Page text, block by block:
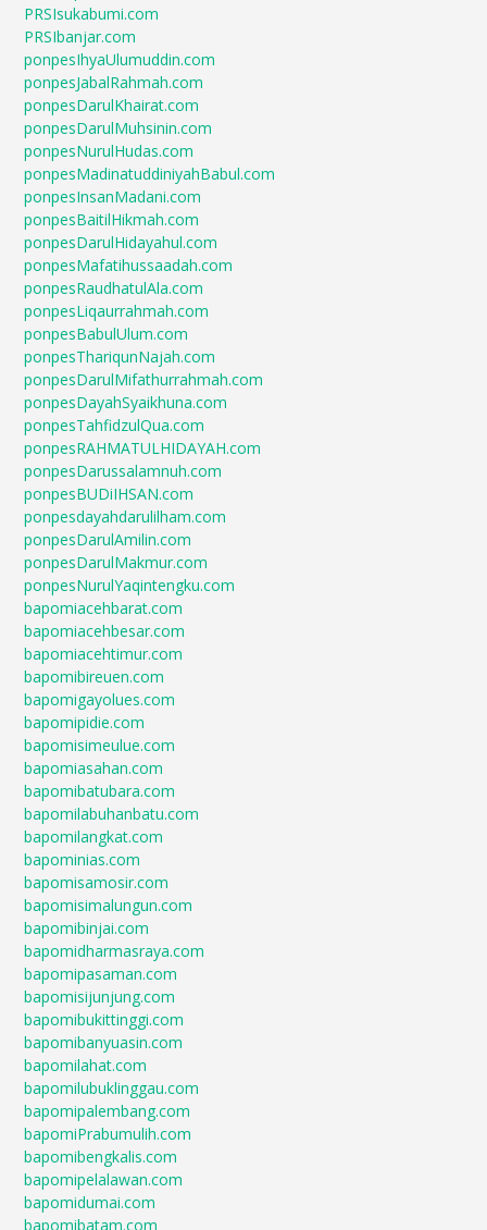
PRSIsukabumi.com
PRSIbanjar.com
ponpesIhyaUlumuddin.com
ponpesJabalRahmah.com
ponpesDarulKhairat.com
ponpesDarulMuhsinin.com
ponpesNurulHudas.com
ponpesMadinatuddiniyahBabul.com
ponpesInsanMadani.com
ponpesBaitilHikmah.com
ponpesDarulHidayahul.com
ponpesMafatihussaadah.com
ponpesRaudhatulAla.com
ponpesLiqaurrahmah.com
ponpesBabulUlum.com
ponpesThariqunNajah.com
ponpesDarulMifathurrahmah.com
ponpesDayahSyaikhuna.com
ponpesTahfidzulQua.com
ponpesRAHMATULHIDAYAH.com
ponpesDarussalamnuh.com
ponpesBUDiIHSAN.com
ponpesdayahdarulilham.com
ponpesDarulAmilin.com
ponpesDarulMakmur.com
ponpesNurulYaqintengku.com
bapomiacehbarat.com
bapomiacehbesar.com
bapomiacehtimur.com
bapomibireuen.com
bapomigayolues.com
bapomipidie.com
bapomisimeulue.com
bapomiasahan.com
bapomibatubara.com
bapomilabuhanbatu.com
bapomilangkat.com
bapominias.com
bapomisamosir.com
bapomisimalungun.com
bapomibinjai.com
bapomidharmasraya.com
bapomipasaman.com
bapomisijunjung.com
bapomibukittinggi.com
bapomibanyuasin.com
bapomilahat.com
bapomilubuklinggau.com
bapomipalembang.com
bapomiPrabumulih.com
bapomibengkalis.com
bapomipelalawan.com
bapomidumai.com
bapomibatam.com